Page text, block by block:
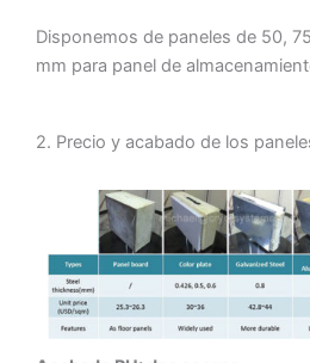
Disponemos de paneles de 50,
mm para panel de
2. Precio y acabado de los